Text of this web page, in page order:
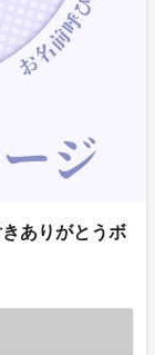
ありがとうボ